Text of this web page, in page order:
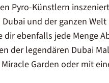
Pyro-Künstlern
und der ganzen Welt
ebenfalls jede Menge
der legendären Dubai
Garden oder mit